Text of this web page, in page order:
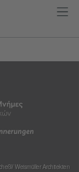
Weismüller Architekten